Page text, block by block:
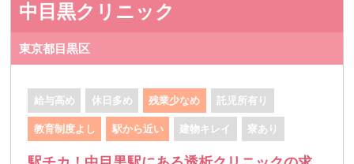
中目黒クリニック
東京都目黒区
給与高め 休日多め 残業少なめ 託児所有り
教育制度よし 駅から近い 建物キレイ 寮あり